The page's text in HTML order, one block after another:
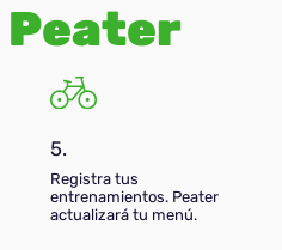
Peater
5.
Registra tus
entrenamientos. Peater
actualizará tu menú.